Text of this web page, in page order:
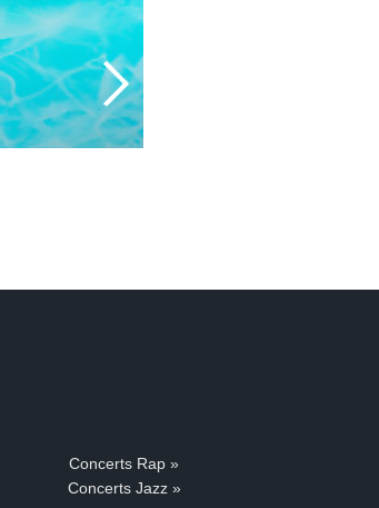
Concerts Rap »
Concerts Jazz »